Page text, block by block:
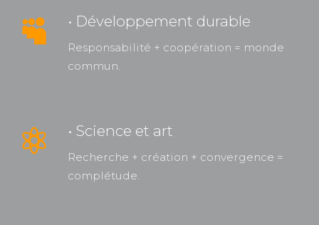
• Développement durable
Responsabilité + coopération = monde
commun.
• Science et art
Recherche + création + convergence =
complétude.